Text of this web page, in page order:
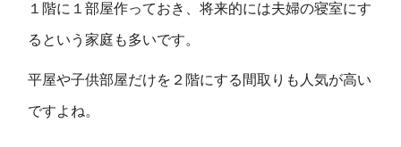
１階に１部屋作っておき、将来的には夫婦の寝室にす
るという家庭も多いです。
平屋や子供部屋だけを２階にする間取りも人気が高い
ですよね。